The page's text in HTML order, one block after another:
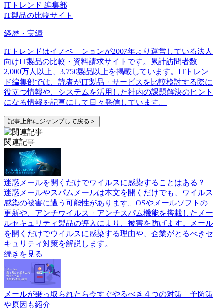
ITトレンド 編集部
IT製品の比較サイト
経歴・実績
ITトレンドはイノベーションが2007年より運営している法人
向けIT製品の比較・資料請求サイトです。累計訪問者数
2,000万人以上、3,750製品以上を掲載しています。ITトレン
ド編集部では、読者がIT製品・サービスを比較検討する際に
役立つ情報や、システムを活用した社内の課題解決のヒント
になる情報を記事にして日々発信しています。
記事上部にジャンプして戻る＞
関連記事
迷惑メールを開くだけでウイルスに感染することはある？
迷惑メールやスパムメールは本文を開くだけでも、ウイルス
感染の被害に遭う可能性があります。OSやメールソフトの
更新や、アンチウイルス・アンチスパム機能を搭載したメー
ルセキュリティ製品の導入により、被害を防げます。メール
を開くだけでウイルスに感染する理由や、企業がとるべきセ
キュリティ対策を解説します。
続きを見る
メールが乗っ取られたら今すぐやるべき４つの対策！予防策
や原因も紹介